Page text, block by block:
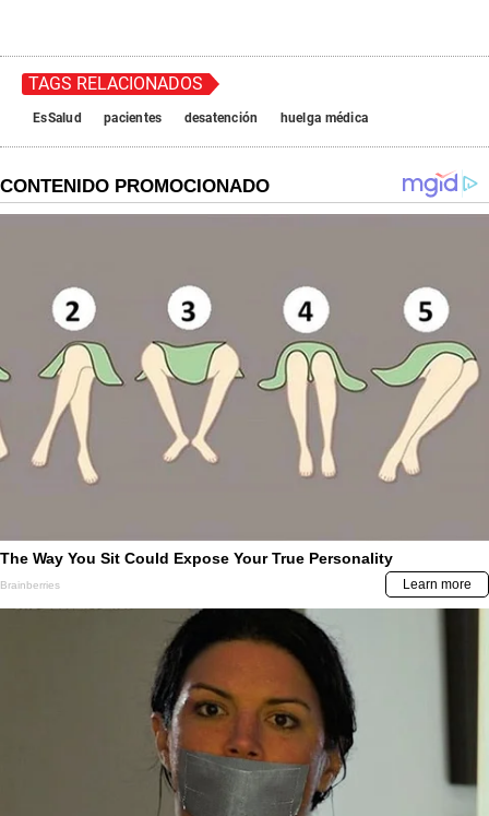
TAGS RELACIONADOS
EsSalud pacientes desatención huelga médica